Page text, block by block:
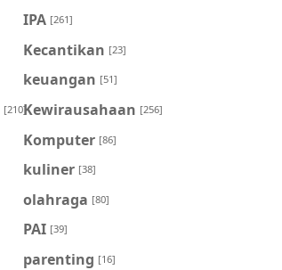
IPA [261]
Kecantikan [23]
keuangan [51]
[210]Kewirausahaan [256]
Komputer [86]
kuliner [38]
olahraga [80]
PAI [39]
parenting [16]